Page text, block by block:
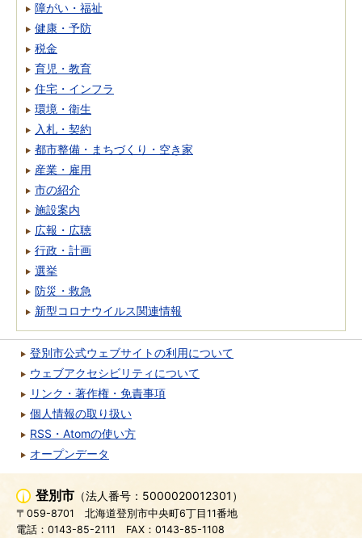
障がい・福祉
健康・予防
税金
育児・教育
住宅・インフラ
環境・衛生
入札・契約
都市整備・まちづくり・空き家
産業・雇用
市の紹介
施設案内
広報・広聴
行政・計画
選挙
防災・救急
新型コロナウイルス関連情報
登別市公式ウェブサイトの利用について
ウェブアクセシビリティについて
リンク・著作権・免責事項
個人情報の取り扱い
RSS・Atomの使い方
オープンデータ
登別市 （法人番号：5000020012301）
〒059-8701
北海道登別市中央町6丁目11番地
電話：0143-85-2111
FAX：0143-85-1108